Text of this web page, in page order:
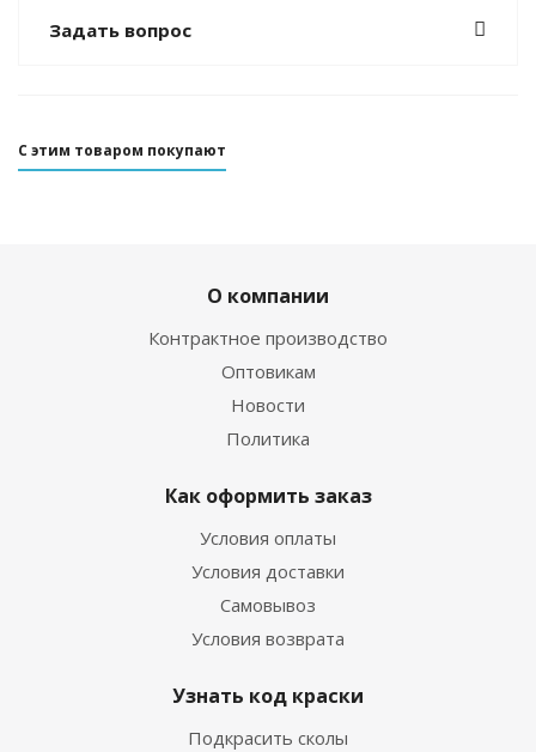
Задать вопрос
С этим товаром покупают
О компании
Контрактное производство
Оптовикам
Новости
Политика
Как оформить заказ
Условия оплаты
Условия доставки
Самовывоз
Условия возврата
Узнать код краски
Подкрасить сколы